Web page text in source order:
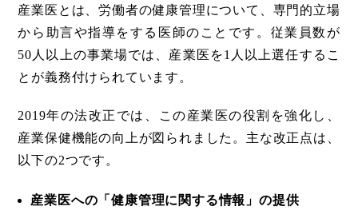
産業医とは、労働者の健康管理について、専門的立場
から助言や指導をする医師のことです。従業員数が
50人以上の事業場では、産業医を1人以上選任するこ
とが義務付けられています。
2019年の法改正では、この産業医の役割を強化し、
産業保健機能の向上が図られました。主な改正点は、
以下の2つです。
産業医への「健康管理に関する情報」の提供